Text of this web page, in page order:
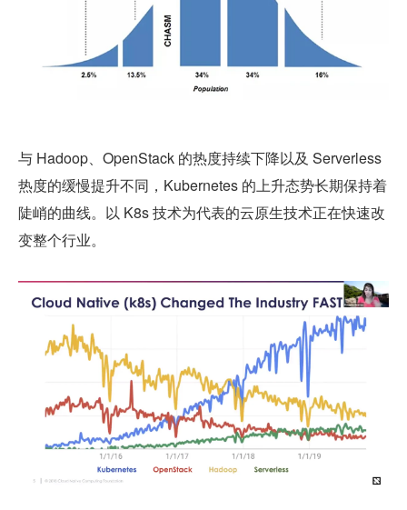
与 Hadoop、OpenStack 的热度持续下降以及 Serverless
热度的缓慢提升不同，Kubernetes 的上升态势长期保持着
陡峭的曲线。以 K8s 技术为代表的云原生技术正在快速改
变整个行业。